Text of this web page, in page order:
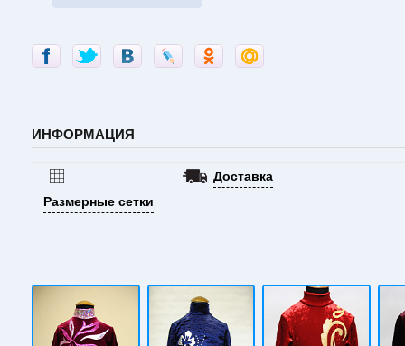
ИНФОРМАЦИЯ
Размерные сетки
Доставка